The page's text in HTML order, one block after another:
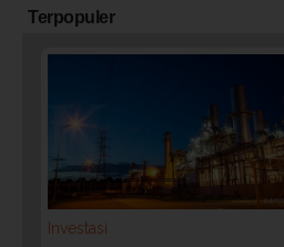
Terpopuler
Investasi